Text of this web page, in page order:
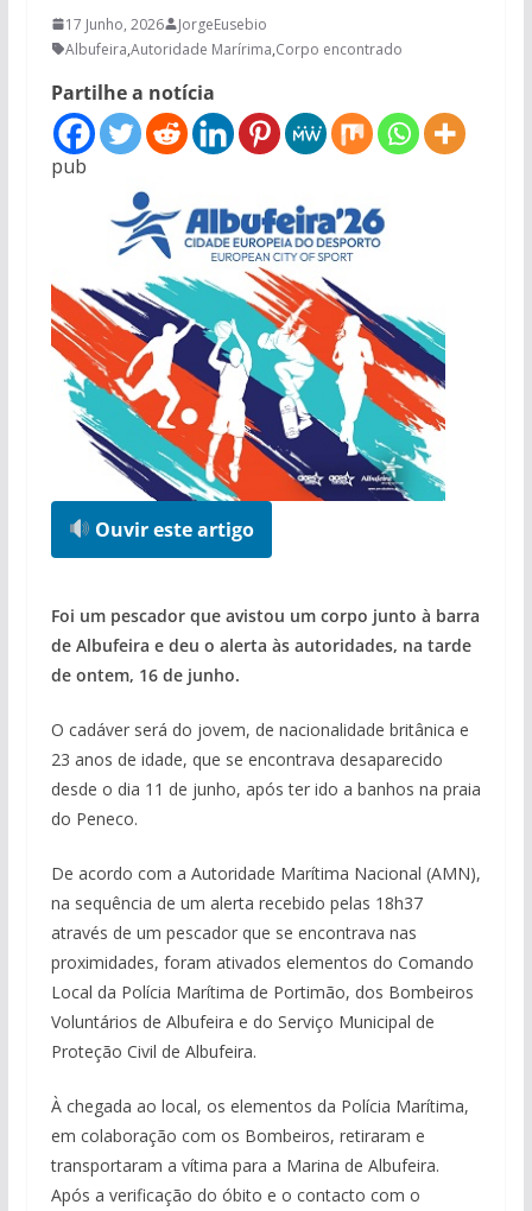
17 Junho, 2026
JorgeEusebio
Albufeira,Autoridade Marírima,Corpo encontrado
Partilhe a notícia
pub
Ouvir este artigo
Foi um pescador que avistou um corpo junto à barra
de Albufeira e deu o alerta às autoridades, na tarde
de ontem, 16 de junho.
O cadáver será do jovem, de nacionalidade britânica e
23 anos de idade, que se encontrava desaparecido
desde o dia 11 de junho, após ter ido a banhos na praia
do Peneco.
De acordo com a Autoridade Marítima Nacional (AMN),
na sequência de um alerta recebido pelas 18h37
através de um pescador que se encontrava nas
proximidades, foram ativados elementos do Comando
Local da Polícia Marítima de Portimão, dos Bombeiros
Voluntários de Albufeira e do Serviço Municipal de
Proteção Civil de Albufeira.
À chegada ao local, os elementos da Polícia Marítima,
em colaboração com os Bombeiros, retiraram e
transportaram a vítima para a Marina de Albufeira.
Após a verificação do óbito e o contacto com o